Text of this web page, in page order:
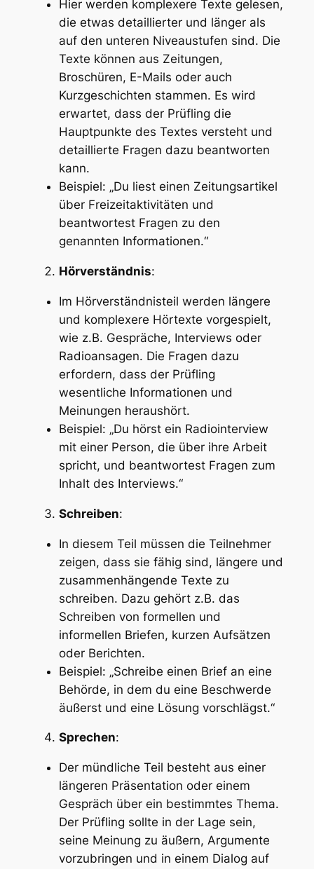
Hier werden komplexere Texte gelesen,
die etwas detaillierter und länger als
auf den unteren Niveaustufen sind. Die
Texte können aus Zeitungen,
Broschüren, E-Mails oder auch
Kurzgeschichten stammen. Es wird
erwartet, dass der Prüfling die
Hauptpunkte des Textes versteht und
detaillierte Fragen dazu beantworten
kann.
Beispiel: „Du liest einen Zeitungsartikel
über Freizeitaktivitäten und
beantwortest Fragen zu den
genannten Informationen.“
Hörverständnis:
Im Hörverständnisteil werden längere
und komplexere Hörtexte vorgespielt,
wie z.B. Gespräche, Interviews oder
Radioansagen. Die Fragen dazu
erfordern, dass der Prüfling
wesentliche Informationen und
Meinungen heraushört.
Beispiel: „Du hörst ein Radiointerview
mit einer Person, die über ihre Arbeit
spricht, und beantwortest Fragen zum
Inhalt des Interviews.“
Schreiben:
In diesem Teil müssen die Teilnehmer
zeigen, dass sie fähig sind, längere und
zusammenhängende Texte zu
schreiben. Dazu gehört z.B. das
Schreiben von formellen und
informellen Briefen, kurzen Aufsätzen
oder Berichten.
Beispiel: „Schreibe einen Brief an eine
Behörde, in dem du eine Beschwerde
äußerst und eine Lösung vorschlägst.“
Sprechen:
Der mündliche Teil besteht aus einer
längeren Präsentation oder einem
Gespräch über ein bestimmtes Thema.
Der Prüfling sollte in der Lage sein,
seine Meinung zu äußern, Argumente
vorzubringen und in einem Dialog auf